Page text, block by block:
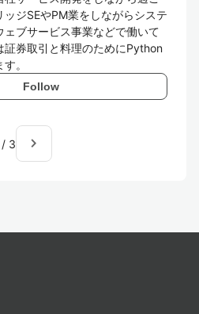
ッジSEやPM業をしながらシステ
ェブサービス事業などで働いて
証券取引と料理のためにPython
。
Follow
/ 3 navigate_next